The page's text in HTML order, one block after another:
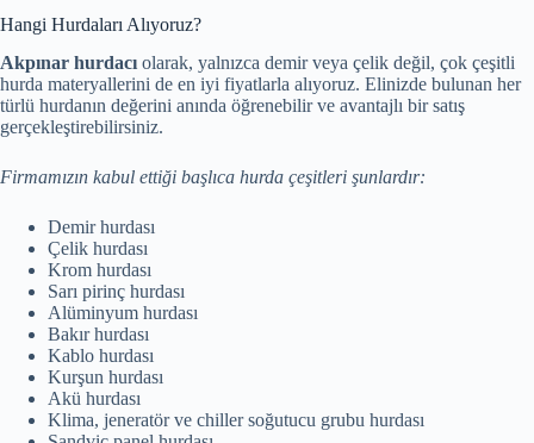
Hangi Hurdaları Alıyoruz?
Akpınar hurdacı olarak, yalnızca demir veya çelik değil, çok çeşitli
hurda materyallerini de en iyi fiyatlarla alıyoruz. Elinizde bulunan her
türlü hurdanın değerini anında öğrenebilir ve avantajlı bir satış
gerçekleştirebilirsiniz.
Firmamızın kabul ettiği başlıca hurda çeşitleri şunlardır:
Demir hurdası
Çelik hurdası
Krom hurdası
Sarı pirinç hurdası
Alüminyum hurdası
Bakır hurdası
Kablo hurdası
Kurşun hurdası
Akü hurdası
Klima, jeneratör ve chiller soğutucu grubu hurdası